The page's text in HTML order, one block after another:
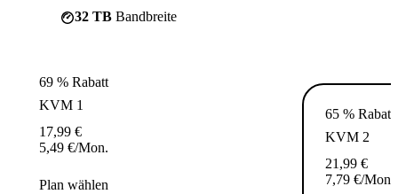
32 TB Bandbreite
69 % Rabatt
KVM 1
17,99 €
5,49 €/Mon.
Plan wählen
65 % Rabatt
KVM 2
21,99 €
7,79 €/Mon.